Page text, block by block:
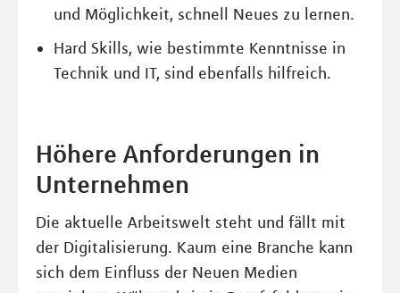
und Möglichkeit, schnell Neues zu lernen.
Hard Skills, wie bestimmte Kenntnisse in
Technik und IT, sind ebenfalls hilfreich.
Höhere Anforderungen in
Unternehmen
Die aktuelle Arbeitswelt steht und fällt mit
der Digitalisierung. Kaum eine Branche kann
sich dem Einfluss der Neuen Medien